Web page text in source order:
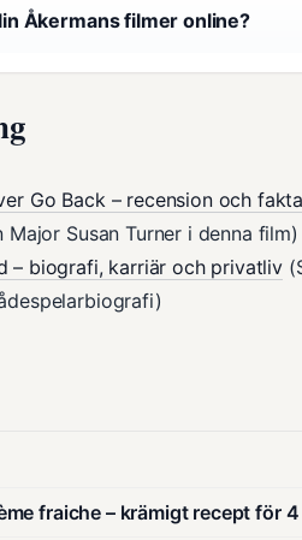
Åkermans filmer online?
Go Back – recension och
Major Susan Turner i denna film)
– biografi, karriär och privatliv
fraiche – krämigt recept för 4